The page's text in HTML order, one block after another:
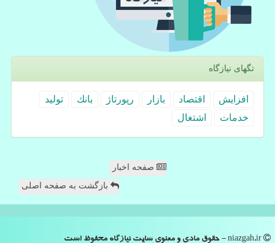
تگهای نیازگاه
افزایش اقتصاد بازار رپورتاژ بانك
تولید
خدمات
اشتغال
صفحه اخبار
بازگشت به صفحه اصلی